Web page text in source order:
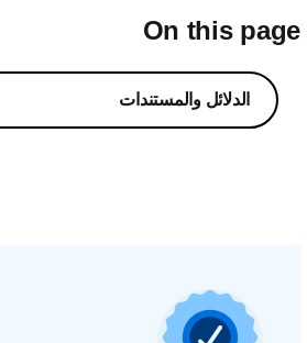
On this
الدلائل والمستندات